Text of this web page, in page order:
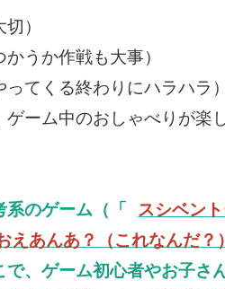
）
うか作戦も大事）
くる終わりにハラハラ）
ム中のおしゃべりが楽し
系のゲーム（「
スシベン
えあんあ？（これなんだ？）
、ゲーム初心者やお子さ